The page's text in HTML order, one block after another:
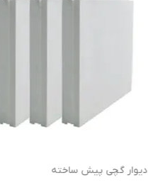
دیوار گچی پیش ساخته